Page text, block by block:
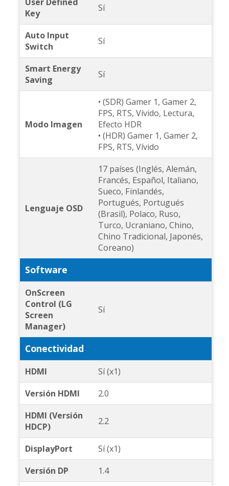
Key
Sí
Auto Input
Switch
Sí
Smart Energy
Saving
Sí
Modo Imagen
• (SDR) Gamer 1, Gamer 2,
FPS, RTS, Vívido, Lectura,
Efecto HDR
• (HDR) Gamer 1, Gamer 2,
FPS, RTS, Vívido
Lenguaje OSD
17 países (Inglés, Alemán,
Francés, Español, Italiano,
Sueco, Finlandés,
Portugués, Portugués
(Brasil), Polaco, Ruso,
Turco, Ucraniano, Chino,
Chino Tradicional, Japonés,
Coreano)
Software
OnScreen
Control (LG
Screen
Manager)
Sí
Conectividad
HDMI
Sí (x1)
Versión HDMI
2.0
HDMI (Versión
HDCP)
2.2
DisplayPort
Sí (x1)
Versión DP
1.4